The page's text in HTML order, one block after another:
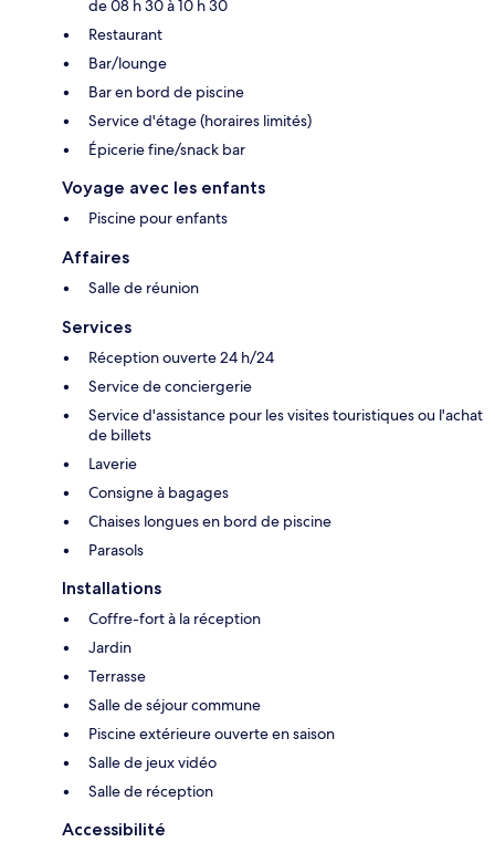
de 08 h 30 à 10 h 30
Restaurant
Bar/lounge
Bar en bord de piscine
Service d'étage (horaires limités)
Épicerie fine/snack bar
Voyage avec les enfants
Piscine pour enfants
Affaires
Salle de réunion
Services
Réception ouverte 24 h/24
Service de conciergerie
Service d'assistance pour les visites touristiques ou l'achat
de billets
Laverie
Consigne à bagages
Chaises longues en bord de piscine
Parasols
Installations
Coffre-fort à la réception
Jardin
Terrasse
Salle de séjour commune
Piscine extérieure ouverte en saison
Salle de jeux vidéo
Salle de réception
Accessibilité